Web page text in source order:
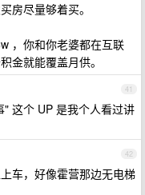
房尽量够着买。
，你和你老婆都在互联
金就能覆盖月供。
41
这个 UP 是我个人看过讲
42
车，好像霍营那边无电梯